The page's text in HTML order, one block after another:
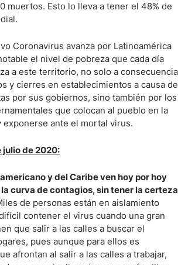
muertos. Esto lo lleva a tener el 48% de
Coronavirus avanza por Latinoamérica
el nivel de pobreza que cada día
a este territorio, no solo a consecuencia
y cierres en establecimientos a causa de
por sus gobiernos, sino también por los
que colocan al pueblo en la
ante el mortal virus.
julio de 2020:
y del Caribe ven hoy por hoy
curva de contagios, sin tener la certeza
de personas están en aislamiento
contener el virus cuando una gran
que salir a las calles a buscar el
pues aunque para ellos es
afrontan al salir a las calles a trabajar,